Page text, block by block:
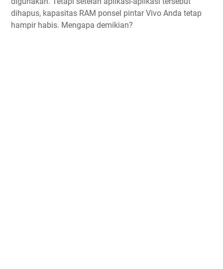
dihapus, kapasitas RAM ponsel pintar Vivo Anda tetap
hampir habis. Mengapa demikian?